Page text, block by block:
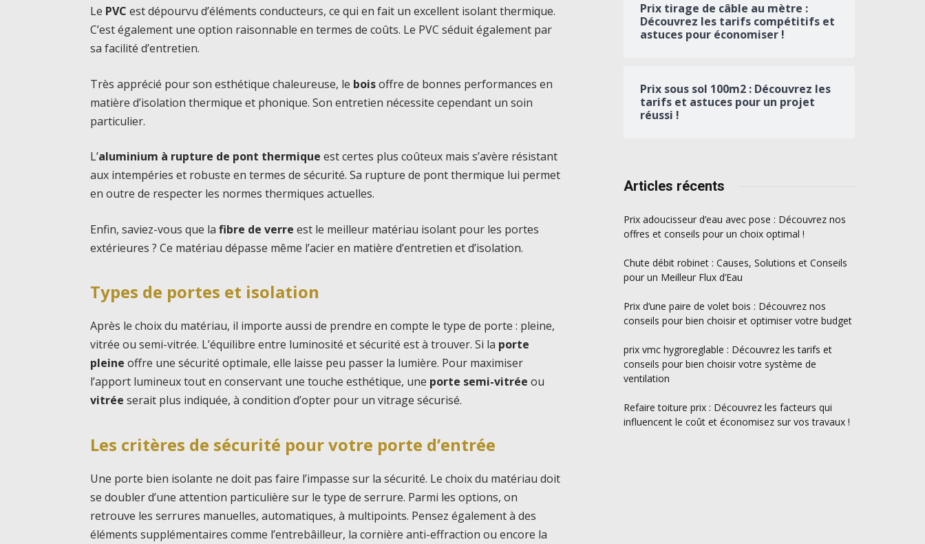
Le PVC est dépourvu d’éléments conducteurs, ce qui en fait un excellent isolant thermique.
C’est également une option raisonnable en termes de coûts. Le PVC séduit également par
sa facilité d’entretien.
Très apprécié pour son esthétique chaleureuse, le boisoffre de bonnes performances en
matière d’isolation thermique et phonique. Son entretien nécessite cependant un soin
particulier.
L’aluminium à rupture de pont thermique est certes plus coûteux mais s’avère résistant
aux intempéries et robuste en termes de sécurité. Sa rupture de pont thermique lui permet
en outre de respecter les normes thermiques actuelles.
Enfin, saviez-vous que lafibre de verre est le meilleur matériau isolant pour les portes
extérieures ? Ce matériau dépasse même l’acier en matière d’entretien et d’isolation.
Types de portes et isolation
Après le choix du matériau, il importe aussi de prendre en compte le type de porte : pleine,
vitrée ou semi-vitrée. L’équilibre entre luminosité et sécurité est à trouver. Si la porte
pleine offre une sécurité optimale, elle laisse peu passer la lumière. Pour maximiser
l’apport lumineux tout en conservant une touche esthétique, une porte semi-vitrée ou
vitrée serait plus indiquée, à condition d’opter pour un vitrage sécurisé.
Les critères de sécurité pour votre porte d’entrée
Une porte bien isolante ne doit pas faire l’impasse sur la sécurité. Le choix du matériau doit
se doubler d’une attention particulière sur le type de serrure. Parmi les options, on
retrouve les serrures manuelles, automatiques, à multipoints. Pensez également à des
éléments supplémentaires comme l’entrebâilleur, la cornière anti-effraction ou encore la
Prix tirage de câble au mètre :
Découvrez les tarifs compétitifs et
astuces pour économiser !
Prix sous sol 100m2 : Découvrez les
tarifs et astuces pour un projet
réussi !
Articles récents
Prix adoucisseur d’eau avec pose : Découvrez nos
offres et conseils pour un choix optimal !
Chute débit robinet : Causes, Solutions et Conseils
pour un Meilleur Flux d’Eau
Prix d’une paire de volet bois : Découvrez nos
conseils pour bien choisir et optimiser votre budget
prix vmc hygroreglable : Découvrez les tarifs et
conseils pour bien choisir votre système de
ventilation
Refaire toiture prix : Découvrez les facteurs qui
influencent le coût et économisez sur vos travaux !